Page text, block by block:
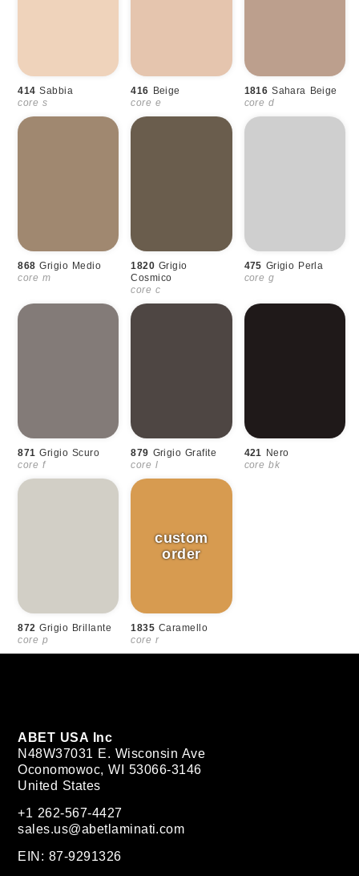
414 Sabbia
core s
416
Beige
core e
1816 Sahara Beige
core d
868 Grigio Medio
core m
1820 Grigio
Cosmico
core c
475 Grigio Perla
core g
871 Grigio Scuro
core f
879 Grigio Grafite
core l
421
Nero
core bk
872 Grigio Brillante
core p
1835 Caramello
core r
ABET USA Inc
N48W37031 E. Wisconsin Ave
Oconomowoc, WI 53066-3146
United States
+1 262-567-4427
sales.us@abetlaminati.com
EIN: 87-9291326